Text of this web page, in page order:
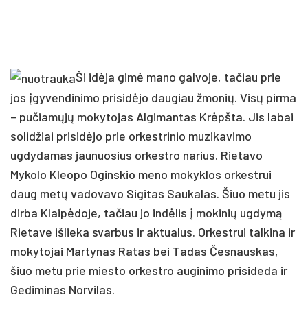
Ši idėja gimė mano galvoje, tačiau prie
jos įgyvendinimo prisidėjo daugiau žmonių. Visų pirma
– pučiamųjų mokytojas Algimantas Krėpšta. Jis labai
solidžiai prisidėjo prie orkestrinio muzikavimo
ugdydamas jaunuosius orkestro narius. Rietavo
Mykolo Kleopo Oginskio meno mokyklos orkestrui
daug metų vadovavo Sigitas Saukalas. Šiuo metu jis
dirba Klaipėdoje, tačiau jo indėlis į mokinių ugdymą
Rietave išlieka svarbus ir aktualus. Orkestrui talkina ir
mokytojai Martynas Ratas bei Tadas Česnauskas,
šiuo metu prie miesto orkestro auginimo prisideda ir
Gediminas Norvilas.